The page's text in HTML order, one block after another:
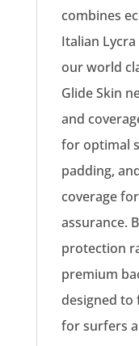
combines
Italian
our world
Glide Skin
and
for optimal
padding,
coverage
assurance.
protection
premium
designed
for surfers